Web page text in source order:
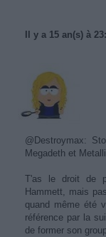
Il y a 15 an(s) à
@Destroymax:
Megadeth et
T'as le droit de
Hammett, mais
quand même été
référence par la
de former son